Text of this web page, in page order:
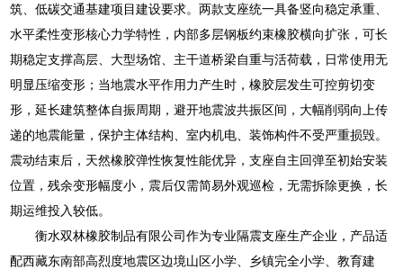
筑、低碳交通基建项目建设要求。两款支座统一具备竖向稳定承重、
水平柔性变形核心力学特性，内部多层钢板约束橡胶横向扩张，可长
期稳定支撑高层、大型场馆、主干道桥梁自重与活荷载，日常使用无
明显压缩变形；当地震水平作用力产生时，橡胶层发生可控剪切变
形，延长建筑整体自振周期，避开地震波共振区间，大幅削弱向上传
递的地震能量，保护主体结构、室内机电、装饰构件不受严重损毁。
震动结束后，天然橡胶弹性恢复性能优异，支座自主回弹至初始安装
位置，残余变形幅度小，震后仅需简易外观巡检，无需拆除更换，长
期运维投入较低。
衡水双林橡胶制品有限公司作为专业隔震支座生产企业，产品适
配西藏东南部高烈度地震区边境山区小学、乡镇完全小学、教育建